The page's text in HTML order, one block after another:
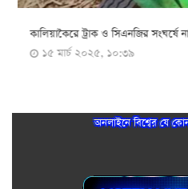
কালিয়াকৈরে ট্রাক ও সিএনজির সংঘর্ষে
১৫ মার্চ ২০২৫, ১০:৩৯
অনলাইনে বিশ্বের যে